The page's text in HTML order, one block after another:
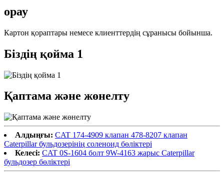
орау
Картон қораптары немесе клиенттердің сұранысы бойынша.
Біздің қойма 1
Қаптама және жөнелту
Алдыңғы: CAT 174-4909 клапан 478-8207 клапан
Caterpillar бульдозерінің соленоид бөліктері
Келесі: CAT 0S-1604 болт 9W-4163 жарыс Caterpillar
бульдозер бөліктері